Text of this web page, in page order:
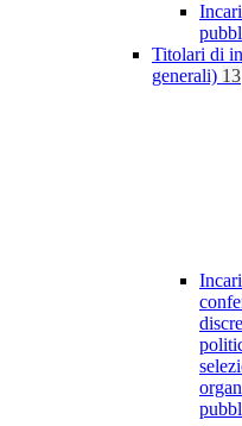
Titolari di
generali) 13